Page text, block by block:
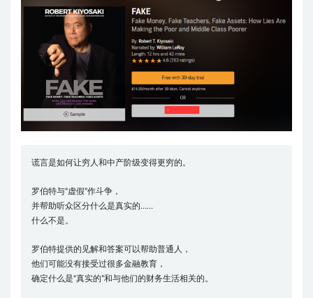
谎言是如何让穷人和中产阶级变得更穷的。
罗伯特与“虚假”作斗争，
并帮助听众区分什么是真实的……
什么不是。
罗伯特提供的见解和答案可以帮助普通人，
他们可能没有接受过很多金融教育，
确定什么是“真实的”和与他们的财务生活相关的。